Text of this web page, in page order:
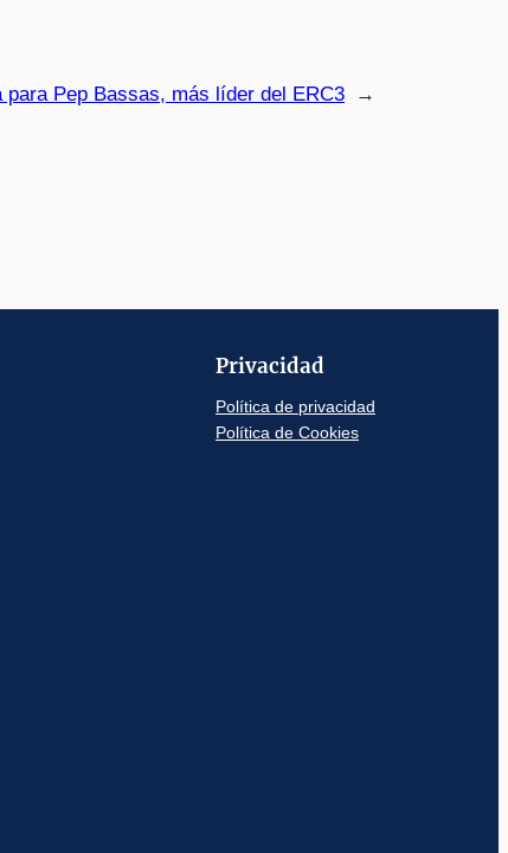
para Pep Bassas, más líder del ERC3 →
Privacidad
Política de privacidad
Política de Cookies